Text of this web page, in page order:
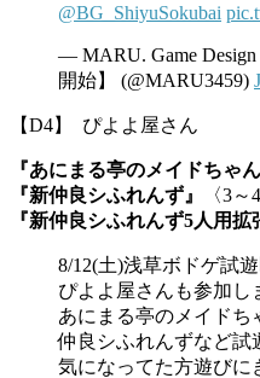
@BG_ShiyuSokubai
— MARU. Game
開始】 (@MARU3459)
【D4】 ぴよよ屋さん
『あにまる亭のメイドちゃん
『新仲良シふれんず』
〈3～
『新仲良シふれんず5人用拡
8/12(土)浅草ボドゲ試
ぴよよ屋さんも参加し
あにまる亭のメイドち
仲良シふれんずなど試
気になってた方遊びに